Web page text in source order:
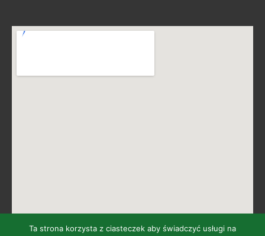
Ta strona korzysta z ciasteczek aby świadczyć usługi na